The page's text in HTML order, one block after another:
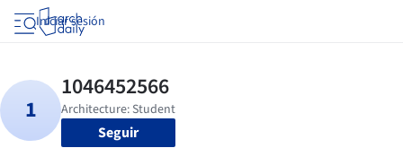
Iniciar sesión
Seguir